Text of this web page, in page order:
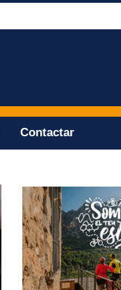
Contactar